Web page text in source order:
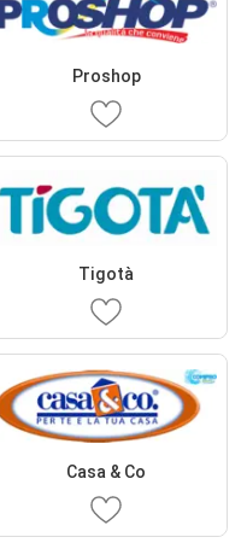
Proshop
Tigotà
Casa & Co